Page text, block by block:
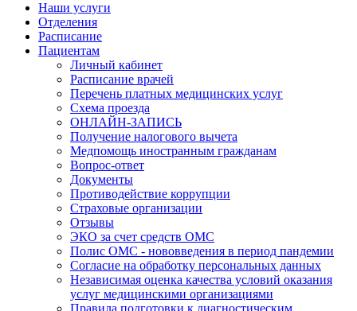
Наши услуги
Отделения
Расписание
Пациентам
Личный кабинет
Расписание врачей
Перечень платных медицинских услуг
Схема проезда
ОНЛАЙН-ЗАПИСЬ
Получение налогового вычета
Медпомощь иностранным гражданам
Вопрос-ответ
Документы
Противодействие коррупции
Страховые организации
Отзывы
ЭКО за счет средств ОМС
Полис ОМС - нововведения в период пандемии
Согласие на обработку персональных данных
Независимая оценка качества условий оказания
услуг медицинскими организациями
Правила подготовки к диагностическим